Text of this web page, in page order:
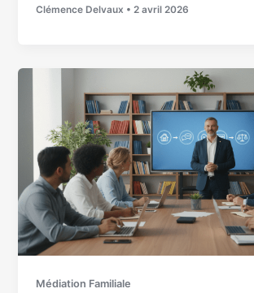
Clémence Delvaux •2 avril 2026
Médiation Familiale